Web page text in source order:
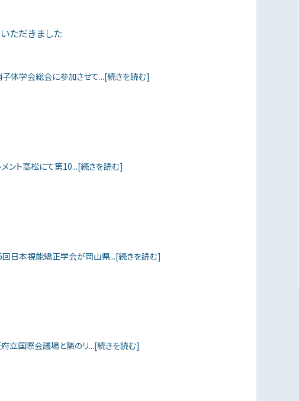
ただきました
体学会総会に参加させて...[続きを読む]
ント高松にて第10...[続きを読む]
日本視能矯正学会が岡山県...[続きを読む]
府立国際会議場と隣のリ...[続きを読む]